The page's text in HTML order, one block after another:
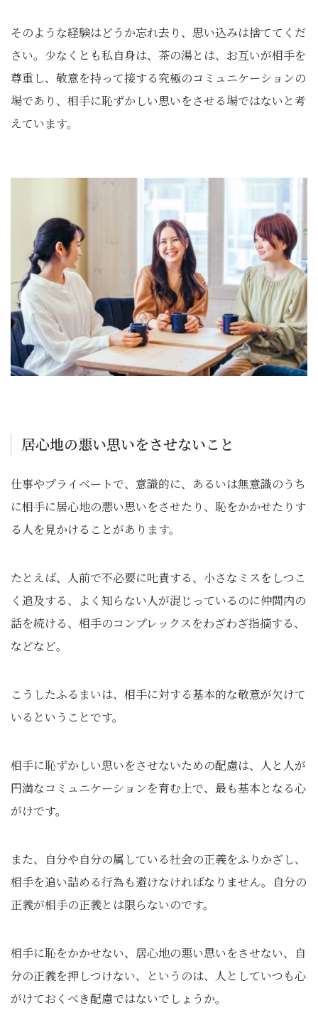
そのような経験はどうか忘れ去り、思い込みは捨ててくだ
さい。少なくとも私自身は、茶の湯とは、お互いが相手を
尊重し、敬意を持って接する究極のコミュニケーションの
場であり、相手に恥ずかしい思いをさせる場ではないと考
えています。
居心地の悪い思いをさせないこと
仕事やプライベートで、意識的に、あるいは無意識のうち
に相手に居心地の悪い思いをさせたり、恥をかかせたりす
る人を見かけることがあります。
たとえば、人前で不必要に𠮟責する、小さなミスをしつこ
く追及する、よく知らない人が混じっているのに仲間内の
話を続ける、相手のコンプレックスをわざわざ指摘する、
などなど。
こうしたふるまいは、相手に対する基本的な敬意が欠けて
いるということです。
相手に恥ずかしい思いをさせないための配慮は、人と人が
円満なコミュニケーションを育む上で、最も基本となる心
がけです。
また、自分や自分の属している社会の正義をふりかざし、
相手を追い詰める行為も避けなければなりません。自分の
正義が相手の正義とは限らないのです。
相手に恥をかかせない、居心地の悪い思いをさせない、自
分の正義を押しつけない、というのは、人としていつも心
がけておくべき配慮ではないでしょうか。